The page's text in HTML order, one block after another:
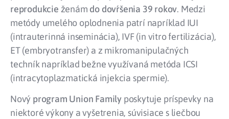
reprodukcie ženám do dovŕšenia 39 rokov. Medzi
metódy umelého oplodnenia patrí napríklad IUI
(intrauterinná inseminácia), IVF (in vitro fertilizácia),
ET (embryotransfer) a z mikromanipulačných
techník napríklad bežne využívaná metóda ICSI
(intracytoplazmatická injekcia spermie).
Nový program Union Family poskytuje príspevky na
niektoré výkony a vyšetrenia, súvisiace s liečbou